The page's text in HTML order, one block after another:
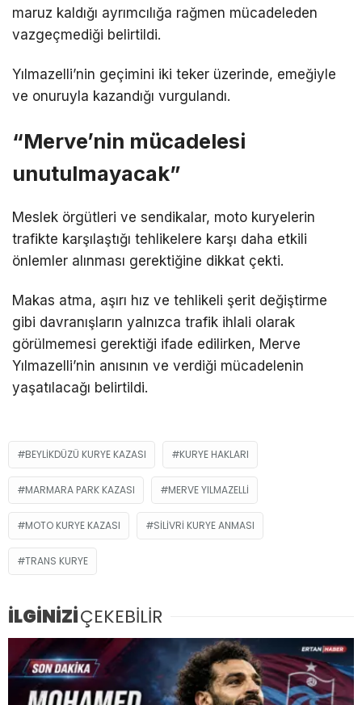
maruz kaldığı ayrımcılığa rağmen mücadeleden
vazgeçmediği belirtildi.
Yılmazelli’nin geçimini iki teker üzerinde, emeğiyle
ve onuruyla kazandığı vurgulandı.
“Merve’nin mücadelesi
unutulmayacak”
Meslek örgütleri ve sendikalar, moto kuryelerin
trafikte karşılaştığı tehlikelere karşı daha etkili
önlemler alınması gerektiğine dikkat çekti.
Makas atma, aşırı hız ve tehlikeli şerit değiştirme
gibi davranışların yalnızca trafik ihlali olarak
görülmemesi gerektiği ifade edilirken, Merve
Yılmazelli’nin anısının ve verdiği mücadelenin
yaşatılacağı belirtildi.
BEYLIKDÜZÜ KURYE KAZASI KURYE HAKLARI
MARMARA PARK KAZASI MERVE YILMAZELLI
MOTO KURYE KAZASI SILIVRI KURYE ANMASI
TRANS KURYE
İLGİNİZİÇEKEBİLİR